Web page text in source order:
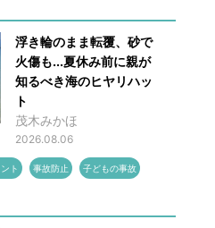
浮き輪のまま転覆、砂で
火傷も...夏休み前に親が
知るべき海のヒヤリハッ
ト
茂木みかほ
2026.08.06
ト 事故防止 子どもの事故